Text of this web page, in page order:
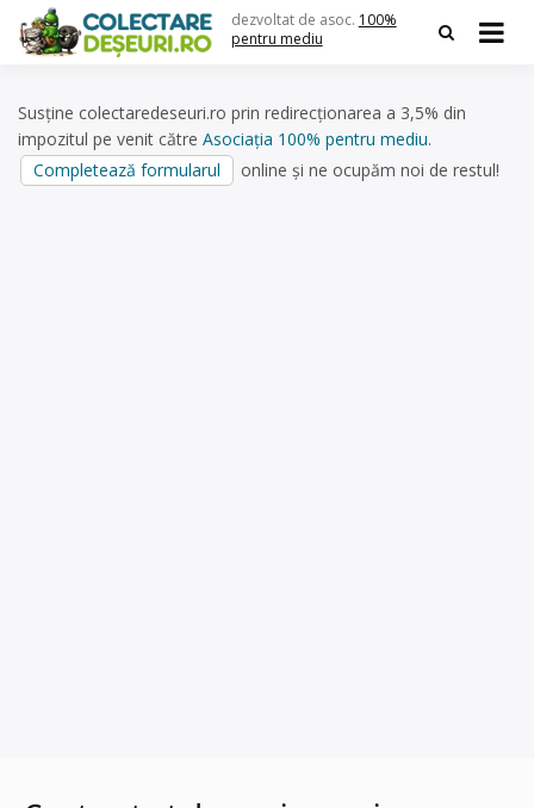
content
dezvoltat de asoc. 100%
pentru mediu
Susține colectaredeseuri.ro prin redirecționarea a 3,5% din
impozitul pe venit către Asociația 100% pentru mediu.
Completează formularul
online și ne ocupăm noi de restul!